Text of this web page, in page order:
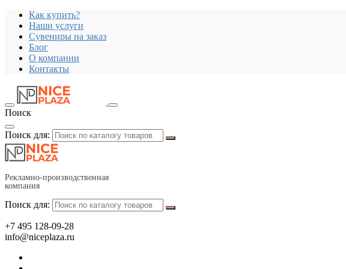
Как купить?
Наши услуги
Сувениры на заказ
Блог
О компании
Контакты
Поиск
Поиск для:
Рекламно-производственная
компания
Поиск для:
+7 495 128-09-28
info@niceplaza.ru